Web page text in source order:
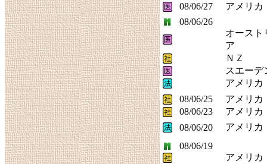
08/06/27
アメリカ
08/06/26
オースト
ア
ＮＺ
スエーデ
アメリカ
08/06/25
アメリカ
08/06/23
アメリカ
08/06/20
アメリカ
08/06/19
アメリカ